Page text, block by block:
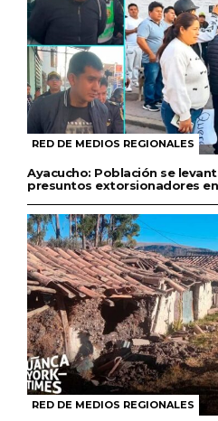
RED DE MEDIOS REGIONALES
Ayacucho: Población se
presuntos extorsionadores
RED DE MEDIOS REGIONALES